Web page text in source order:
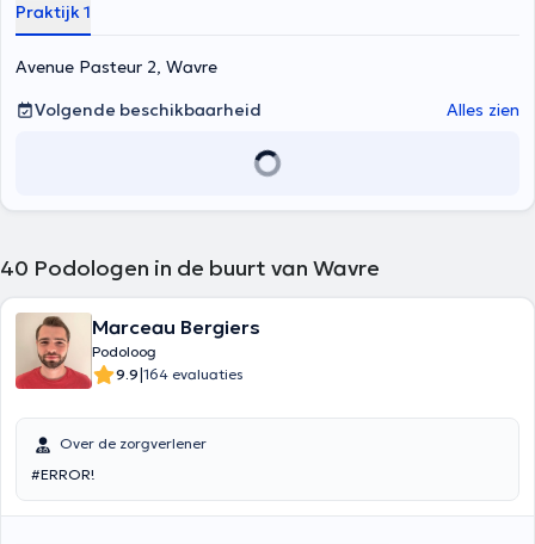
beheerder van het Sport Medico Center van Dodaine.
Podotherapeut, meer dan een baan, een passie voor meer dan 20
jaar Inhoud vertaald door google translate
Praktijk 1
Avenue Pasteur 2, Wavre
Volgende beschikbaarheid
Alles zien
40 Podologen in de buurt van Wavre
Marceau Bergiers
Podoloog
9.9|164 evaluaties
Over de zorgverlener
#ERROR!